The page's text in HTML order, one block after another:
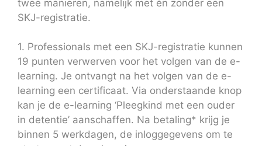
twee manieren, namelijk met én zonder een
SKJ-registratie.
1. Professionals met een SKJ-registratie kunnen
19 punten verwerven voor het volgen van de e-
learning. Je ontvangt na het volgen van de e-
learning een certificaat. Via onderstaande knop
kan je de e-learning ‘Pleegkind met een ouder
in detentie’ aanschaffen. Na betaling* krijg je
binnen 5 werkdagen, de inloggegevens om te